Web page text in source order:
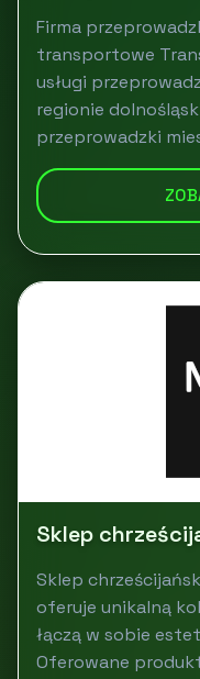
Firma
transportowe
usługi
regionie
przeprowadzki
Sklep
Sklep
oferuje unikalną
łączą w sobie
Oferowane